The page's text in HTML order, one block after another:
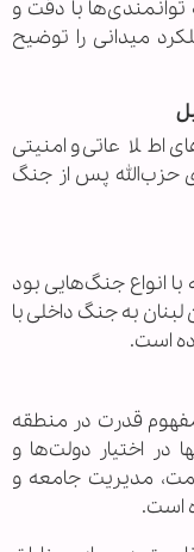
با دقت و
میدانی را توضیح
اطلاعاتی و امنیتی
حزب‌الله پس از جنگ
با انواع جنگ‌هایی بود
به جنگ داخلی با
است.
قدرت در منطقه
در اختیار دولت‌ها و
مدیریت جامعه و
است.